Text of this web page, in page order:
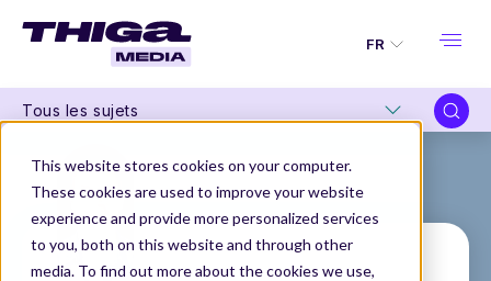
This website stores cookies on your computer.
These cookies are used to improve your website
experience and provide more personalized services
to you, both on this website and through other
media. To find out more about the cookies we use,
FR
Tous les sujets